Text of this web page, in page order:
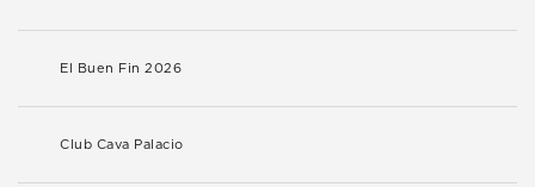
El Buen Fin 2026
Club Cava Palacio